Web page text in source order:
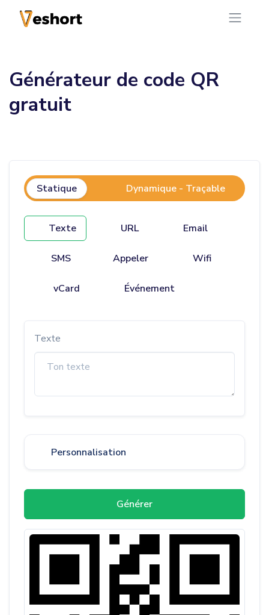
Générateur de code QR
gratuit
Statique Dynamique - Traçable
Texte URL Email
SMS Appeler Wifi
vCard Événement
Texte
Personnalisation
Générer